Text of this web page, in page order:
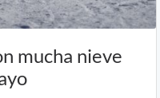
mucha nieve